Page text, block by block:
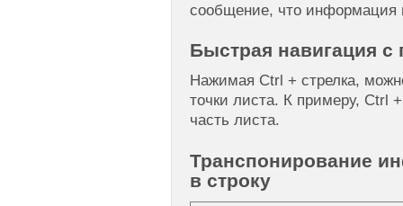
сообщение, что информация
Быстрая навигация
Нажимая Ctrl + стрелка,
точки листа. К примеру, Ctrl
часть листа.
Транспонирование
в строку